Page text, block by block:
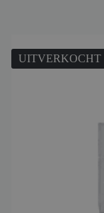
UITVERKOCHT